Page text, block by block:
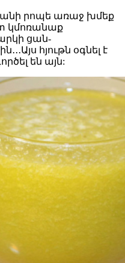
րոպե առաջ խմեք
կմոռանաք
ցան-
հյութն օգնել է
են այն: